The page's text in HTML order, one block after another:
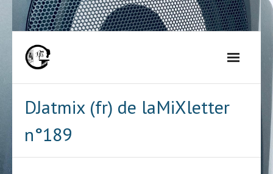
DJatmix (fr) de laMiXletter
n°189